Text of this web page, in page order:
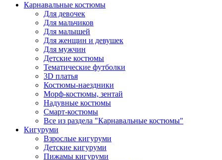
Карнавальные костюмы
Для девочек
Для мальчиков
Для малышей
Для женщин и девушек
Для мужчин
Детские костюмы
Тематические футболки
3D платья
Костюмы-наездники
Морф-костюмы, зентай
Надувные костюмы
Смарт-костюмы
Все из раздела "Карнавальные костюмы"
Кигуруми
Взрослые кигуруми
Детские кигуруми
Пижамы кигуруми